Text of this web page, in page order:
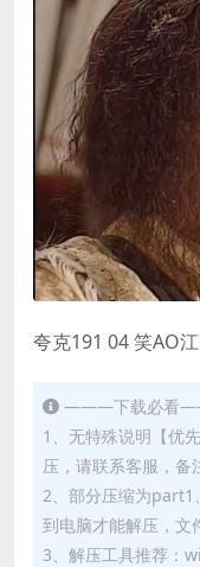
夸克191 04 笑AO
———下载必看
1、无特殊说明【优
压，请联系客服，备
2、部分压缩为
到电脑才能解压，文
3、解压工具推荐：